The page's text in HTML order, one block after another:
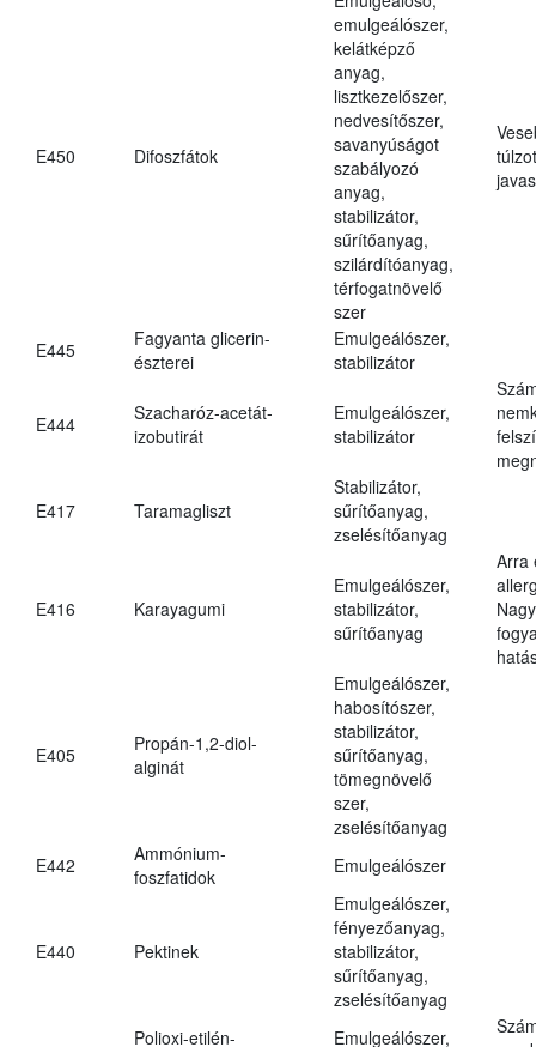
E450 Difoszfátok
emulgeálószer,
kelátképző
anyag,
lisztkezelőszer,
nedvesítőszer,
savanyúságot
szabályozó
anyag,
stabilizátor,
sűrítőanyag,
szilárdítóanyag,
térfogatnövelő
szer
E445
Fagyanta glicerin-
észterei
Emulgeálószer,
stabilizátor
E444
Szacharóz-acetát-
izobutirát
Emulgeálószer,
stabilizátor
E417 Taramagliszt
Stabilizátor,
sűrítőanyag,
zselésítőanyag
E416 Karayagumi
Emulgeálószer,
stabilizátor,
sűrítőanyag
Arra
E405
Propán-1,2-diol-
alginát
Emulgeálószer,
habosítószer,
stabilizátor,
sűrítőanyag,
tömegnövelő
szer,
zselésítőanyag
E442
Ammónium-
foszfatidok
Emulgeálószer
E440 Pektinek
Emulgeálószer,
fényezőanyag,
stabilizátor,
sűrítőanyag,
zselésítőanyag
Polioxi-etilén-
Emulgeálószer,